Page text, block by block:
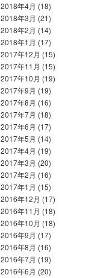
2018年4月 (18)
2018年3月 (21)
2018年2月 (14)
2018年1月 (17)
2017年12月 (15)
2017年11月 (15)
2017年10月 (19)
2017年9月 (19)
2017年8月 (16)
2017年7月 (18)
2017年6月 (17)
2017年5月 (14)
2017年4月 (19)
2017年3月 (20)
2017年2月 (16)
2017年1月 (15)
2016年12月 (17)
2016年11月 (18)
2016年10月 (18)
2016年9月 (17)
2016年8月 (16)
2016年7月 (19)
2016年6月 (20)